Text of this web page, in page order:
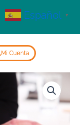
Mi Cuenta
Español ▼